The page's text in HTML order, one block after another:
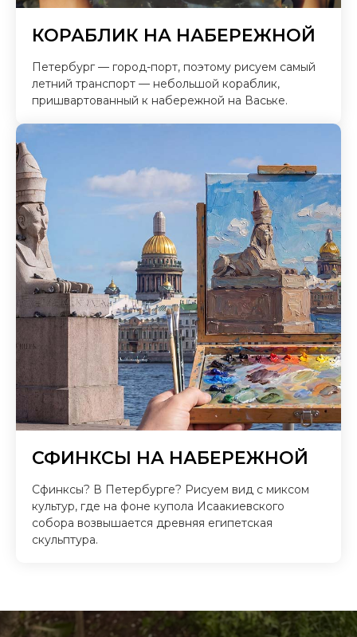
КОРАБЛИК НА НАБЕРЕЖНОЙ
Петербург — город-порт, поэтому рисуем самый
летний транспорт — небольшой кораблик,
пришвартованный к набережной на Ваське.
СФИНКСЫ НА НАБЕРЕЖНОЙ
Сфинксы? В Петербурге? Рисуем вид с миксом
культур, где на фоне купола Исаакиевского
собора возвышается древняя египетская
скульптура.